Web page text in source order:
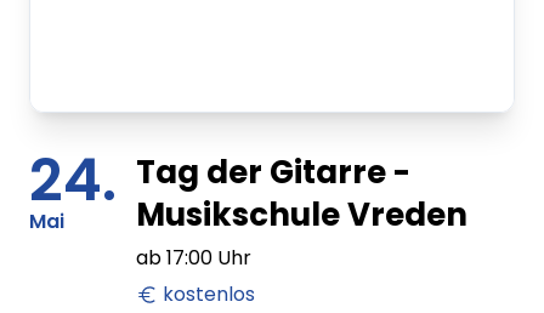
24.
Mai
Tag der Gitarre -
Musikschule Vreden
ab17:00 Uhr
kostenlos